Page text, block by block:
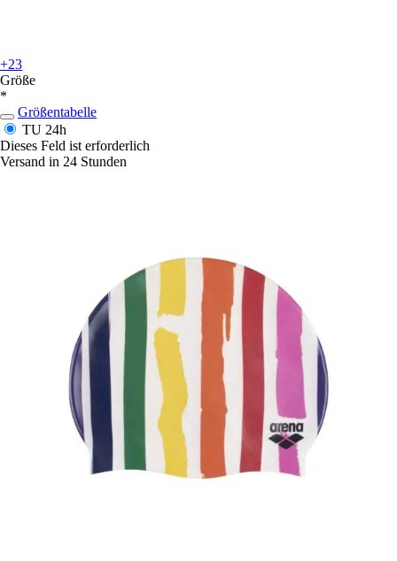
+23
Größe
*
Größentabelle
TU 24h
Dieses Feld ist erforderlich
Versand in 24 Stunden